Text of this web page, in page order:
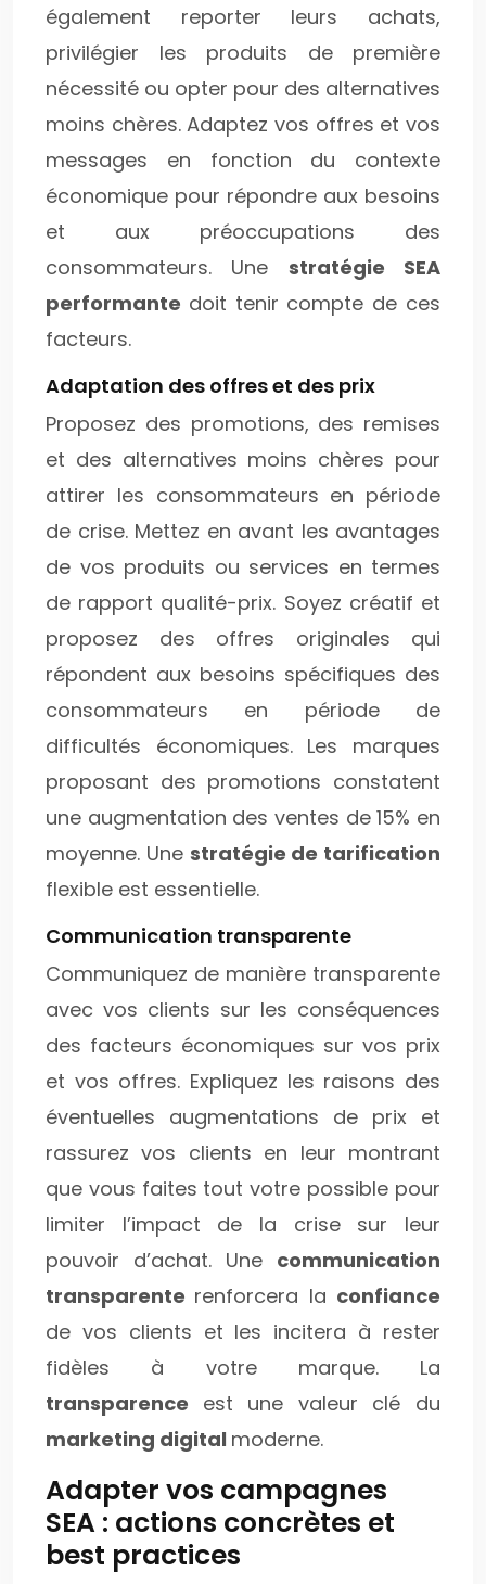
également reporter leurs achats,
privilégier les produits de première
nécessité ou opter pour des alternatives
moins chères. Adaptez vos offres et vos
messages en fonction du contexte
économique pour répondre aux besoins
et aux préoccupations des
consommateurs. Une stratégie SEA
performante doit tenir compte de ces
facteurs.
Adaptation des offres et des prix
Proposez des promotions, des remises
et des alternatives moins chères pour
attirer les consommateurs en période
de crise. Mettez en avant les avantages
de vos produits ou services en termes
de rapport qualité-prix. Soyez créatif et
proposez des offres originales qui
répondent aux besoins spécifiques des
consommateurs en période de
difficultés économiques. Les marques
proposant des promotions constatent
une augmentation des ventes de 15% en
moyenne. Une stratégie de tarification
flexible est essentielle.
Communication transparente
Communiquez de manière transparente
avec vos clients sur les conséquences
des facteurs économiques sur vos prix
et vos offres. Expliquez les raisons des
éventuelles augmentations de prix et
rassurez vos clients en leur montrant
que vous faites tout votre possible pour
limiter l’impact de la crise sur leur
pouvoir d’achat. Une communication
transparente renforcera la confiance
de vos clients et les incitera à rester
fidèles à votre marque. La
transparence est une valeur clé du
marketing digital moderne.
Adapter vos campagnes
SEA : actions concrètes et
best practices